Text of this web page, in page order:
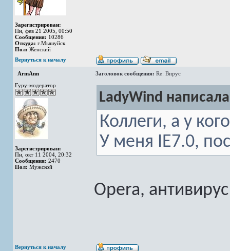
Зарегистрирован:
Пн, фев 21 2005, 00:50
Сообщения: 10286
Откуда: г.Мышуйск
Пол: Женский
Вернуться к началу
ArmAnn Заголовок сообщения: Re: Вирус
Гуру-модератор
Зарегистрирован:
Пн, окт 11 2004, 20:32
Сообщения: 2470
Пол: Мужской
LadyWind
Коллеги, а у
У меня IE7.0,
Opera,
Вернуться к началу